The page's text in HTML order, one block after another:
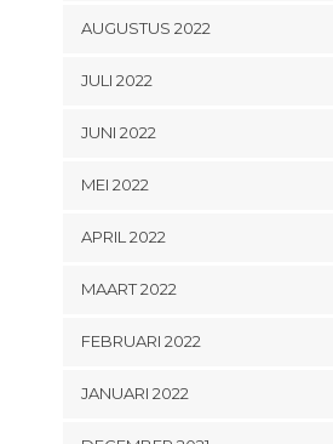
AUGUSTUS 2022
JULI 2022
JUNI 2022
MEI 2022
APRIL 2022
MAART 2022
FEBRUARI 2022
JANUARI 2022